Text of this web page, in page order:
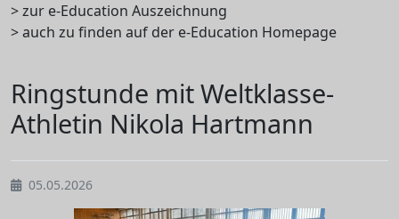
> zur e-Education Auszeichnung
> auch zu finden auf der e-Education Homepage
Ringstunde mit Weltklasse-
Athletin Nikola Hartmann
05.05.2026